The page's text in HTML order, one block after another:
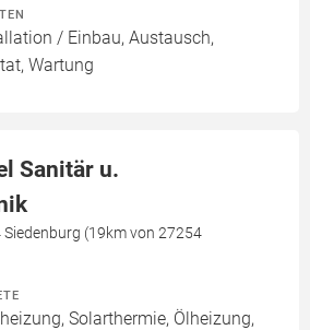
/ Einbau, Austausch,
Wartung
Sanitär u.
(19km von 27254
Solarthermie, Ölheizung,